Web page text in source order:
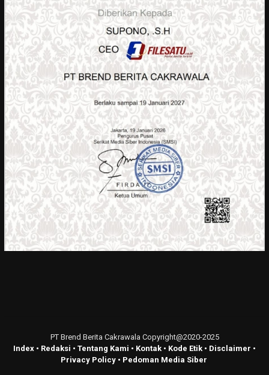
PT Brend Berita Cakrawala Copyright@2020-2025
Index • Redaksi • Tentang Kami • Kontak • Kode Etik • Disclaimer •
Privacy Policy• Pedoman Media Siber